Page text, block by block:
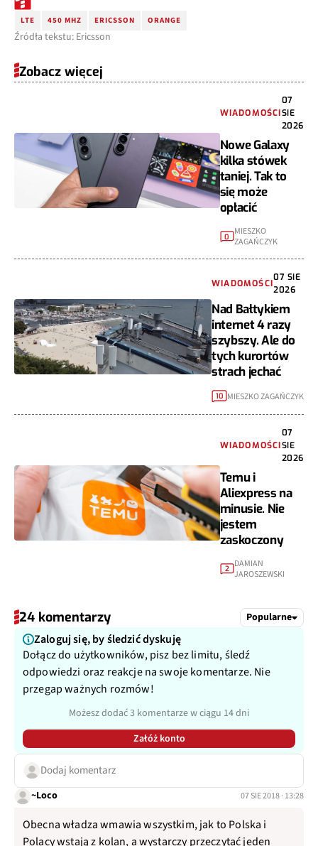
LTE 450 MHZ ERICSSON ORANGE
Źródła tekstu: Ericsson
Zobacz więcej
WIADOMOŚCI
07
SIE
2026
Nowe Galaxy
kilka stówek
taniej. Tak to
się może
opłacić
0 MIESZKO
ZAGAŃCZYK
WIADOMOŚCI
07 SIE
2026
Nad Bałtykiem
internet 4 razy
szybszy. Ale do
tych kurortów
strach jechać
10 MIESZKO ZAGAŃCZYK
WIADOMOŚCI
07
SIE
2026
Temu i
Aliexpress na
minusie. Nie
jestem
zaskoczony
2 DAMIAN
JAROSZEWSKI
24 komentarzy Popularne
Zaloguj się, by śledzić dyskuję
Dołącz do użytkowników, pisz bez limitu, śledź
odpowiedzi oraz reakcje na swoje komentarze. Nie
przegap ważnych rozmów!
Możesz dodać 3 komentarze w ciągu 14 dni
Załóż konto
Dodaj komentarz
~Loco 07 SIE 2018 · 13:28
Obecna władza wmawia wszystkim, jak to Polska i
Polacy wstają z kolan, a wystarczy przeczytać jeden